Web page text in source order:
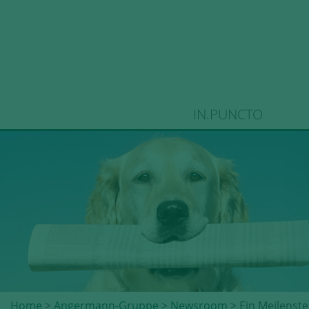
IN.PUNCTO
Home > Angermann-Gruppe > Newsroom > Ein